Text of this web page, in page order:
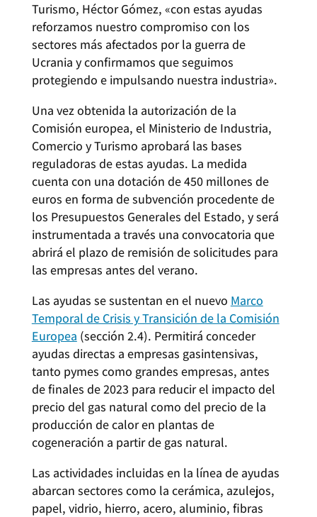
Turismo, Héctor Gómez, «con estas ayudas
reforzamos nuestro compromiso con los
sectores más afectados por la guerra de
Ucrania y confirmamos que seguimos
protegiendo e impulsando nuestra industria».
Una vez obtenida la autorización de la
Comisión europea, el Ministerio de Industria,
Comercio y Turismo aprobará las bases
reguladoras de estas ayudas. La medida
cuenta con una dotación de 450 millones de
euros en forma de subvención procedente de
los Presupuestos Generales del Estado, y será
instrumentada a través una convocatoria que
abrirá el plazo de remisión de solicitudes para
las empresas antes del verano.
Las ayudas se sustentan en el nuevo Marco
Temporal de Crisis y Transición de la Comisión
Europea (sección 2.4). Permitirá conceder
ayudas directas a empresas gasintensivas,
tanto pymes como grandes empresas, antes
de finales de 2023 para reducir el impacto del
precio del gas natural como del precio de la
producción de calor en plantas de
cogeneración a partir de gas natural.
Las actividades incluidas en la línea de ayudas
abarcan sectores como la cerámica, azulejos,
papel, vidrio, hierro, acero, aluminio, fibras